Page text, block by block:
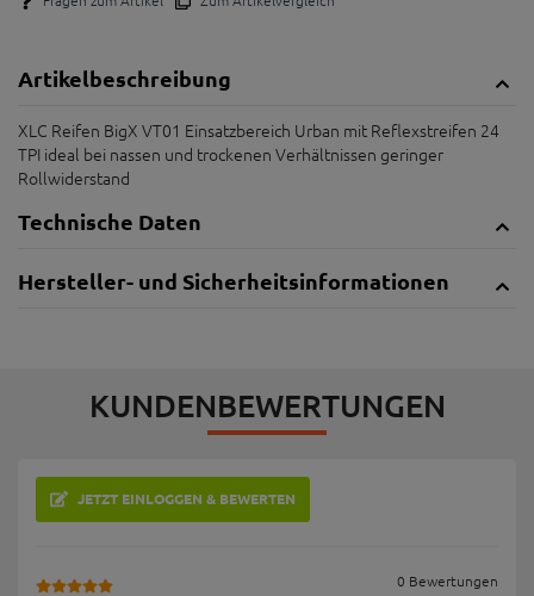
Artikelbeschreibung
XLC Reifen BigX VT01 Einsatzbereich Urban mit Reflexstreifen 24
TPI ideal bei nassen und trockenen Verhältnissen geringer
Rollwiderstand
Technische Daten
Hersteller- und Sicherheitsinformationen
KUNDENBEWERTUNGEN
JETZT EINLOGGEN & BEWERTEN
0 Bewertungen